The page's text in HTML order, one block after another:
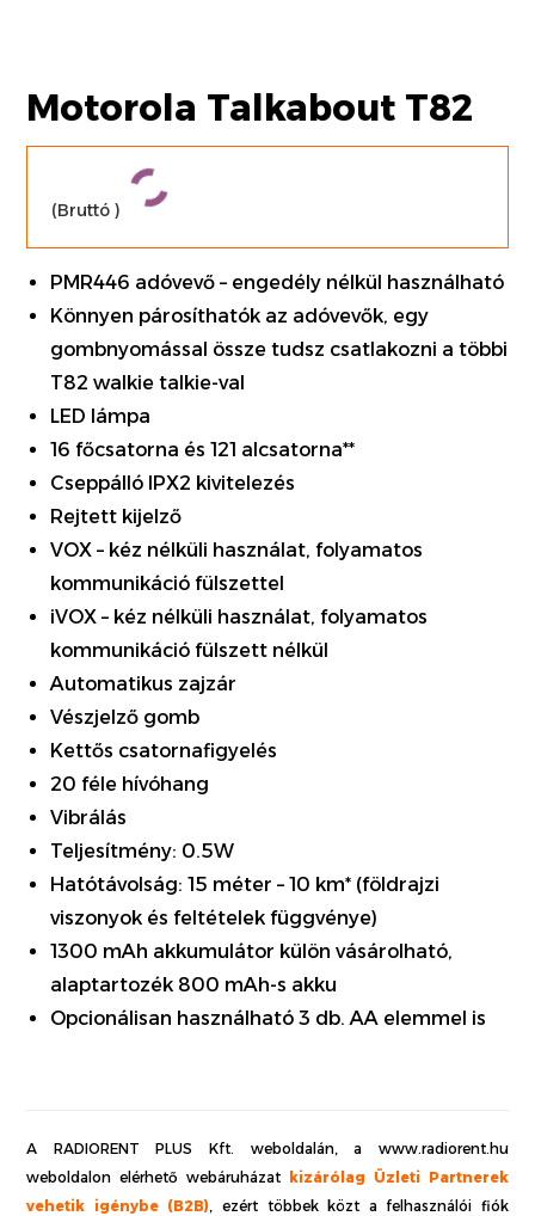
Motorola Talkabout T82
(Bruttó)
PMR446 adóvevő – engedély nélkül használható
Könnyen párosíthatók az adóvevők, egy
gombnyomással össze tudsz csatlakozni a többi
T82 walkie talkie-val
LED lámpa
16 főcsatorna és 121 alcsatorna**
Cseppálló IPX2 kivitelezés
Rejtett kijelző
VOX – kéz nélküli használat, folyamatos
kommunikáció fülszettel
iVOX – kéz nélküli használat, folyamatos
kommunikáció fülszett nélkül
Automatikus zajzár
Vészjelző gomb
Kettős csatornafigyelés
20 féle hívóhang
Vibrálás
Teljesítmény: 0.5W
Hatótávolság: 15 méter – 10 km* (földrajzi
viszonyok és feltételek függvénye)
1300 mAh akkumulátor külön vásárolható,
alaptartozék 800 mAh-s akku
Opcionálisan használható 3 db. AA elemmel is
A RADIORENT PLUS Kft. weboldalán, a www.radiorent.hu
weboldalon elérhető webáruházat
kizárólag Üzleti Partnerek
vehetik igénybe (B2B), ezért többek közt a felhasználói fiók